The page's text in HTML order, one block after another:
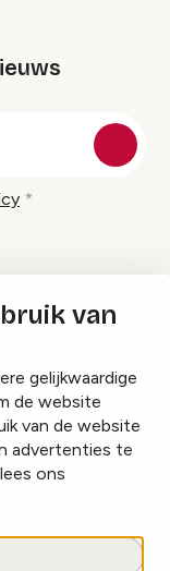
van
gelijkwaardige
de website
van de website
advertenties te
ons